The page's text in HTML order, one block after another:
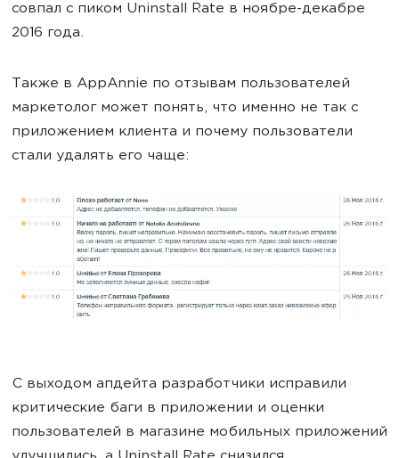
совпал с пиком Uninstall Rate в ноябре-декабре
2016 года.
Также в AppAnnie по отзывам пользователей
маркетолог может понять, что именно не так с
приложением клиента и почему пользователи
стали удалять его чаще:
С выходом апдейта разработчики исправили
критические баги в приложении и оценки
пользователей в магазине мобильных приложений